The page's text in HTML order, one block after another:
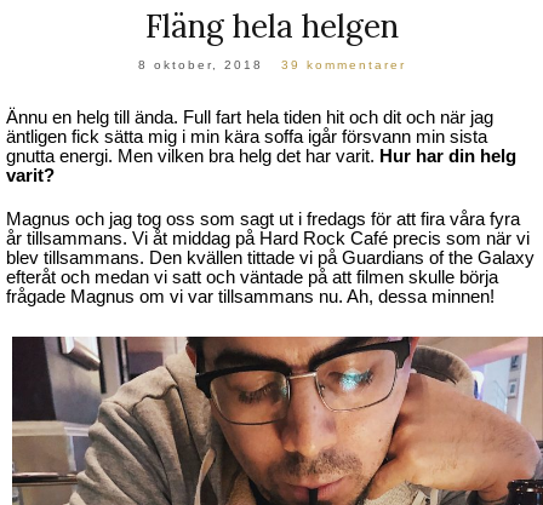
Fläng hela helgen
8 oktober, 2018 39 kommentarer
Ännu en helg till ända. Full fart hela tiden hit och dit och när jag
äntligen fick sätta mig i min kära soffa igår försvann min sista
gnutta energi. Men vilken bra helg det har varit. Hur har din helg
varit?
Magnus och jag tog oss som sagt ut i fredags för att fira våra fyra
år tillsammans. Vi åt middag på Hard Rock Café precis som när vi
blev tillsammans. Den kvällen tittade vi på Guardians of the Galaxy
efteråt och medan vi satt och väntade på att filmen skulle börja
frågade Magnus om vi var tillsammans nu. Ah, dessa minnen!